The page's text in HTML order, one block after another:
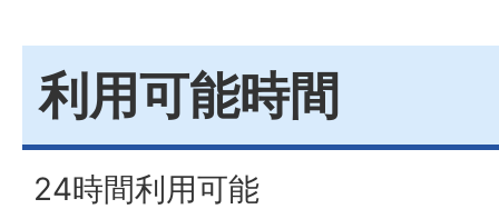
利用可能時間
24時間利用可能